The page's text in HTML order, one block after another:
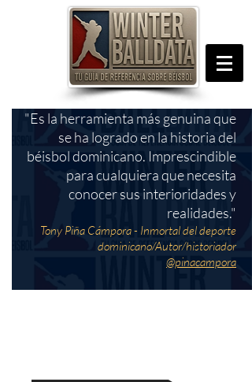
"Es la herramienta más genuina que
se ha logrado en la historia del
béisbol dominicano. Imprescindible
para cualquiera que necesita
conocer sus interioridades y
realidades."
Tony Piña Cámpora - Inmortal del deporte
dominicano/Autor/historiador
@pinacampora